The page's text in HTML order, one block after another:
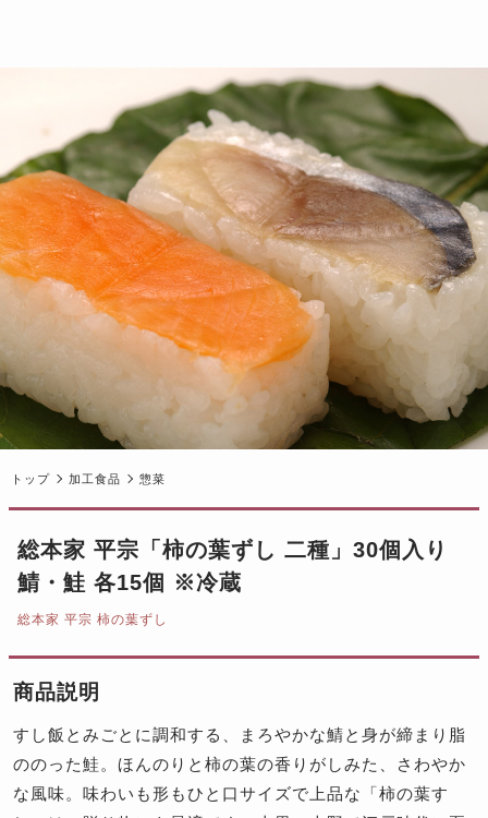
トップ 加工食品 惣菜
総本家 平宗「柿の葉ずし 二種」30個入り
鯖・鮭 各15個 ※冷蔵
総本家 平宗 柿の葉ずし
商品説明
すし飯とみごとに調和する、まろやかな鯖と身が締まり脂
ののった鮭。ほんのりと柿の葉の香りがしみた、さわやか
な風味。味わいも形もひと口サイズで上品な「柿の葉す